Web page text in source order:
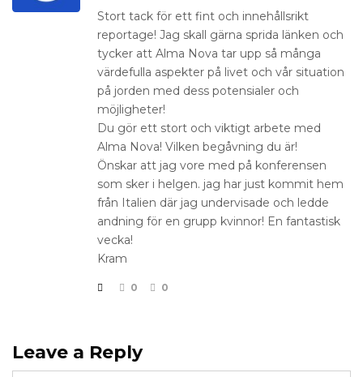
Stort tack för ett fint och innehållsrikt
reportage! Jag skall gärna sprida länken och
tycker att Alma Nova tar upp så många
värdefulla aspekter på livet och vår situation
på jorden med dess potensialer och
möjligheter!
Du gör ett stort och viktigt arbete med
Alma Nova! Vilken begåvning du är!
Önskar att jag vore med på konferensen
som sker i helgen. jag har just kommit hem
från Italien där jag undervisade och ledde
andning för en grupp kvinnor! En fantastisk
vecka!
Kram
0 0
Leave a Reply